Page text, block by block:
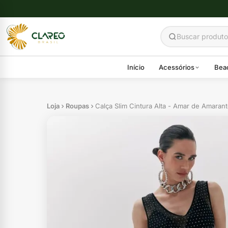
Início Acessórios
Loja Roupas Calça Slim Cintura Alta - Amar de